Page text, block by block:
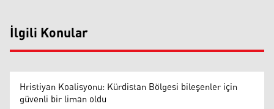
İlgili Konular
Hristiyan Koalisyonu: Kürdistan Bölgesi bileşenler için
güvenli bir liman oldu